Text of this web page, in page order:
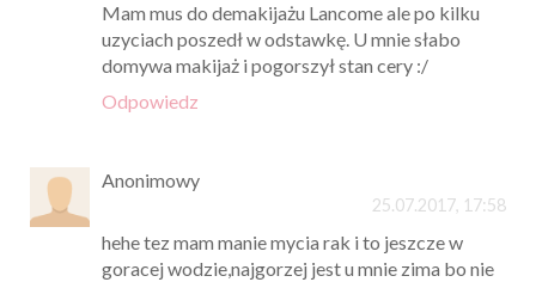
Mam mus do demakijażu Lancome ale po kilku
uzyciach poszedł w odstawkę. U mnie słabo
domywa makijaż i pogorszył stan cery :/
Odpowiedz
Anonimowy
25.07.2017, 17:58
hehe tez mam manie mycia rak i to jeszcze w
goracej wodzie,najgorzej jest u mnie zima bo nie